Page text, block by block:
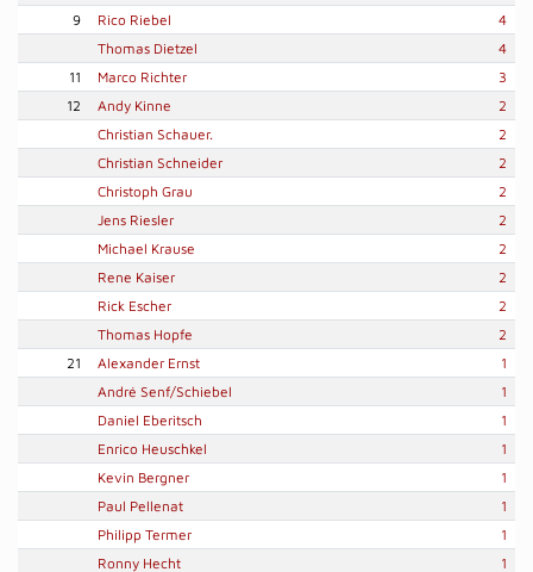
9
Rico Riebel
4
Thomas Dietzel
4
11
Marco Richter
3
12
Andy Kinne
2
Christian Schauer.
2
Christian Schneider
2
Christoph Grau
2
Jens Riesler
2
Michael Krause
2
Rene Kaiser
2
Rick Escher
2
Thomas Hopfe
2
21
Alexander Ernst
1
André Senf/Schiebel
1
Daniel Eberitsch
1
Enrico Heuschkel
1
Kevin Bergner
1
Paul Pellenat
1
Philipp Termer
1
Ronny Hecht
1